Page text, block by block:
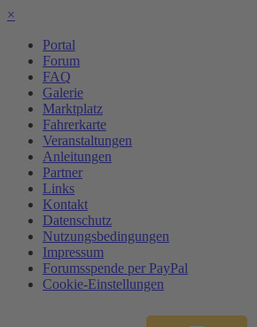
×
Portal
Forum
FAQ
Galerie
Marktplatz
Fahrerkarte
Veranstaltungen
Anleitungen
Partner
Links
Kontakt
Datenschutz
Nutzungsbedingungen
Impressum
Forumsspende per PayPal
Cookie-Einstellungen